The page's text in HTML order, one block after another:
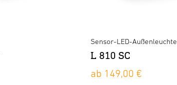
Sensor-LED-Außenleuchte
L 810 SC
ab 149,00 €